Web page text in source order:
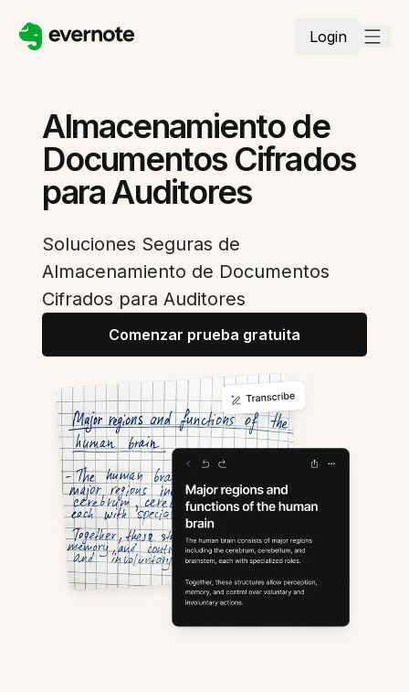
Login
Almacenamiento de
Documentos Cifrados
para Auditores
Soluciones Seguras de
Almacenamiento de Documentos
Cifrados para Auditores
Comenzar prueba gratuita